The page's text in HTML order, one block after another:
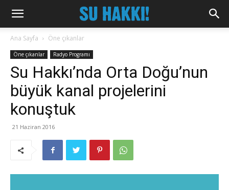
Ana Sayfa Öne çıkanlar
Öne çıkanlar Radyo Programı
Su Hakkı’nda Orta Doğu’nun
büyük kanal projelerini
konuştuk
21 Haziran 2016